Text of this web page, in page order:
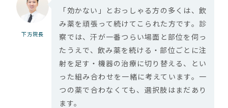
下方院長
「効かない」とおっしゃる方の多くは、飲
み薬を頑張って続けてこられた方です。診
察では、汗が一番つらい場面と部位を伺っ
たうえで、飲み薬を続ける・部位ごとに注
射を足す・機器の治療に切り替える、とい
った組み合わせを一緒に考えています。一
つの薬で合わなくても、選択肢はまだあり
ます。